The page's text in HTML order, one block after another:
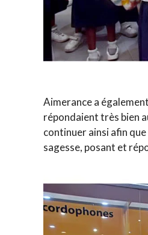
Aimerance a
répondaient très bien
continuer ainsi afin
sagesse, posant et